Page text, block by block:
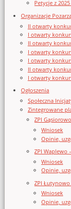
Petycje z
Organizacje
II otwarty
I otwarty
II otwarty
I otwarty
I otwarty
II otwarty
I otwarty
Ogłoszenia
Społeczna
Zintegrowane
ZPI Gąsiorowo
Wniosek
Opinie,
ZPI Waplewo
Wniosek
Opinie,
ZPI Łutynowo
Wniosek
Opinie,